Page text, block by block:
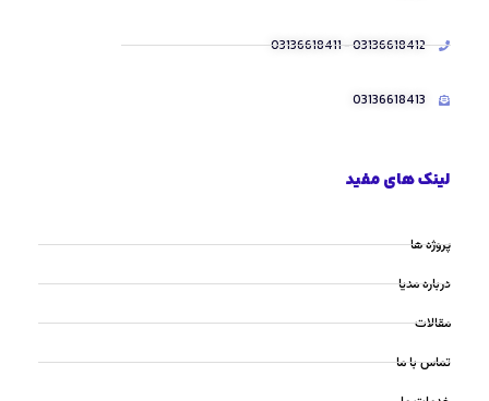
03136618412 - 03136618411
03136618413
لینک های مفید
پروژه ها
درباره مدیا
مقالات
تماس با ما